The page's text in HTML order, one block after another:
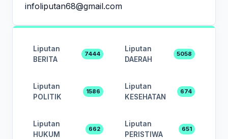
infoliputan68@gmail.com
Liputan
BERITA
7444
Liputan
DAERAH
5058
Liputan
POLITIK
1586
Liputan
KESEHATAN
674
Liputan
HUKUM
662
Liputan
PERISTIWA
651